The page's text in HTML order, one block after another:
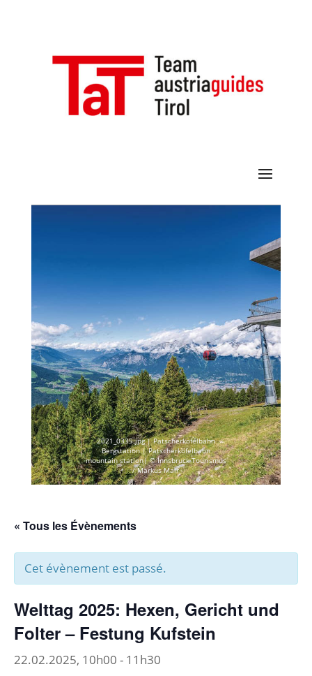
2021_0335.jpg | Patscherkofelbahn
Bergstation | Patscherkofelbahn
mountain station| © Innsbruck Tourismus
/ Markus Mair
« Tous les Évènements
Cet évènement est passé.
Welttag 2025: Hexen, Gericht und
Folter – Festung Kufstein
22.02.2025, 10h00 - 11h30